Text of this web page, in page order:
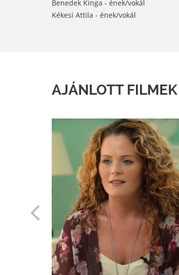
Benedek Kinga - ének/vokál
Kékesi Attila - ének/vokál
AJÁNLOTT FILMEK